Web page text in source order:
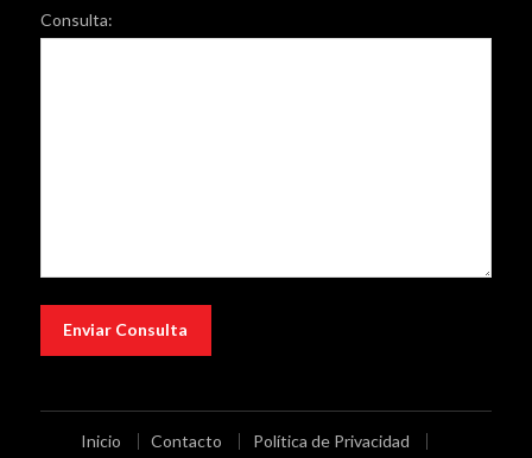
Consulta:
Inicio Contacto
Política de Privacidad